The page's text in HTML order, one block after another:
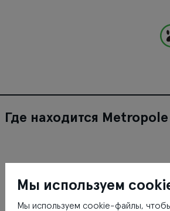
Где находится Metropole
Мы используем
Мы используем cookie-файлы,